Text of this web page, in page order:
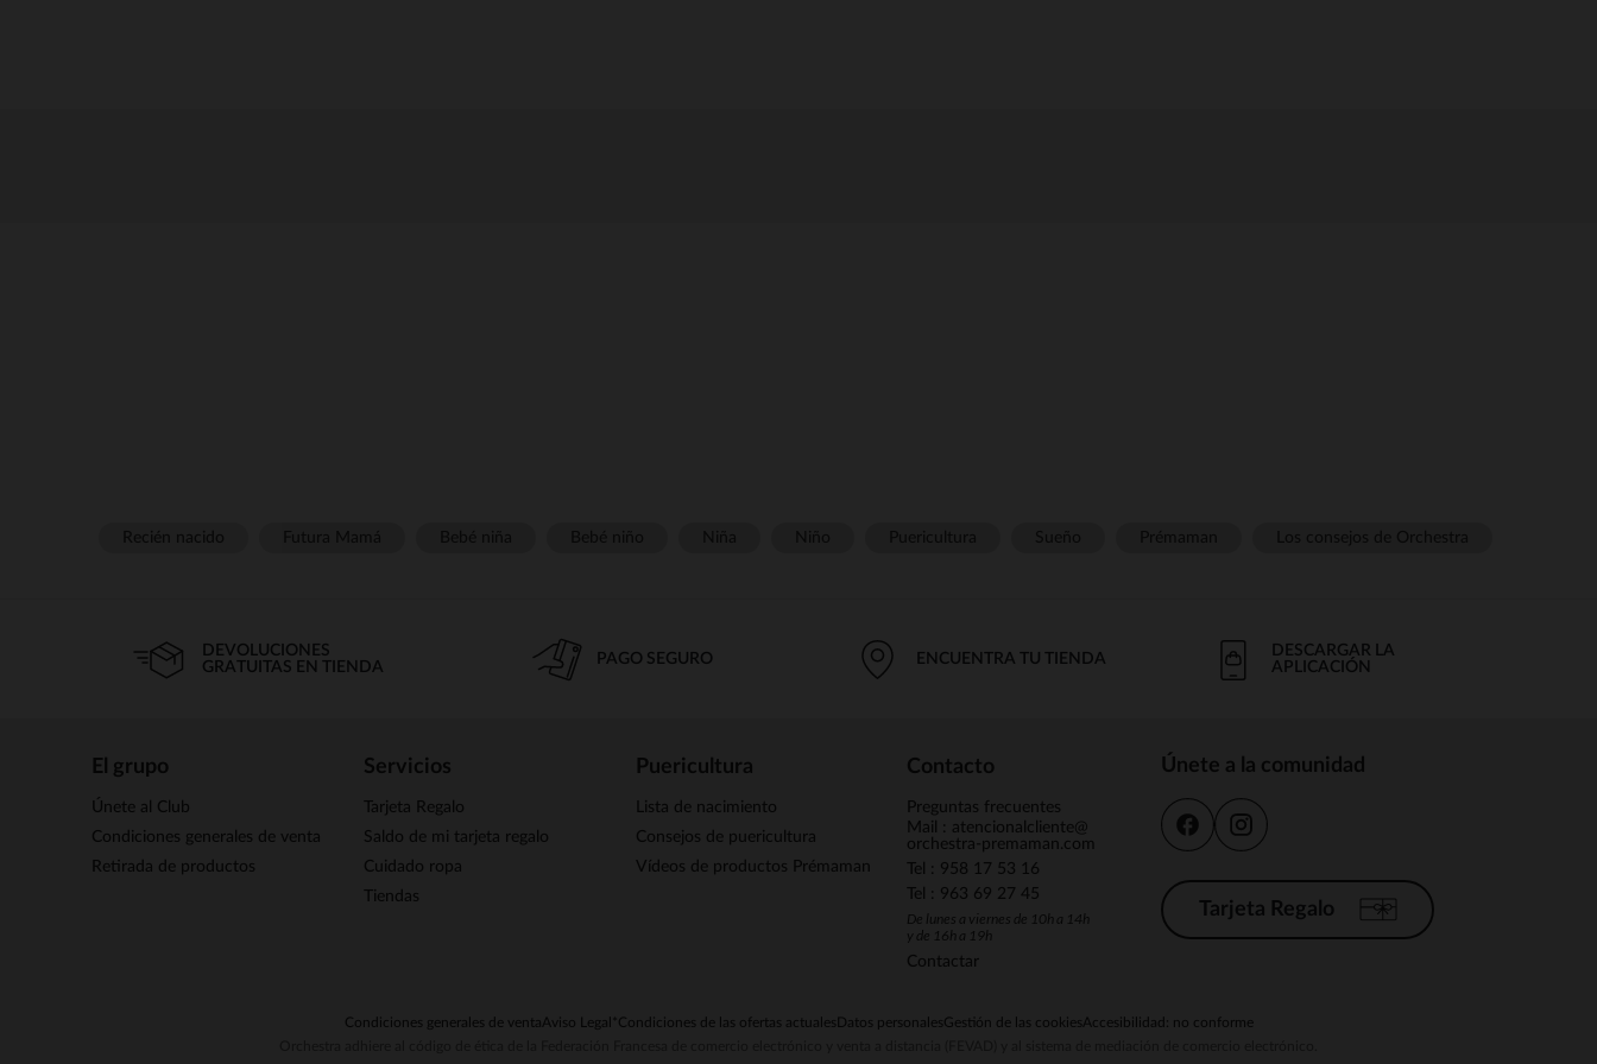
DEVOLUCIONES
GRATUITAS EN TIENDA
PAGO SEGURO ENCUENTRA TU TIENDA
DESCARGAR LA
APLICACIÓN
El grupo
Únete al Club
Condiciones generales de venta
Retirada de productos
Servicios
Tarjeta Regalo
Saldo de mi tarjeta regalo
Cuidado ropa
Tiendas
Puericultura
Lista de nacimiento
Consejos de puericultura
Vídeos de productos Prémaman
Contacto
Preguntas frecuentes
Mail : atencionalcliente@
orchestra-premaman.com
Tel : 958 17 53 16
Tel : 963 69 27 45
De lunes a viernes de 10h a 14h
y de 16h a 19h
Contactar
Únete a la comunidad
Tarjeta Regalo
Condiciones generales de ventaAviso Legal *Condiciones de las ofertas actuales Datos personalesGestión de las cookiesAccesibilidad: no conforme